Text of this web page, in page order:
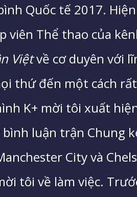
Quốc tế 2017.
viên Thể thao của
Việtvề cơ duyên với
thứ đến một cách
K+ mời tôi xuất
luận trận Chung
City và
tôi về làm việc.